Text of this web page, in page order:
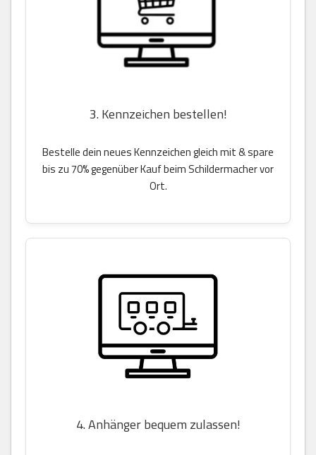
3. Kennzeichen bestellen!
Bestelle dein neues Kennzeichen gleich mit & spare
bis zu 70% gegenüber Kauf beim Schildermacher vor
Ort.
4. Anhänger bequem zulassen!